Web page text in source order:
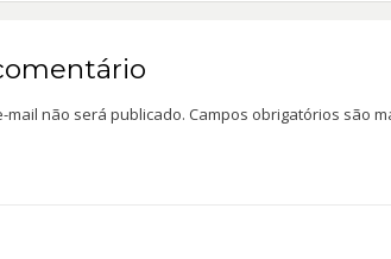
mail não será publicado. Campos obrigatórios são